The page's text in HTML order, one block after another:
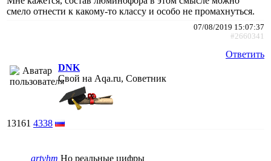
смело отнести к какому-то классу и особо не промахнуться.
07/08/2019 15:07:37
#2660341
Ответить
DNK
Свой на Aqa.ru, Советник
13161 4338
artvhm Но реальные цифры